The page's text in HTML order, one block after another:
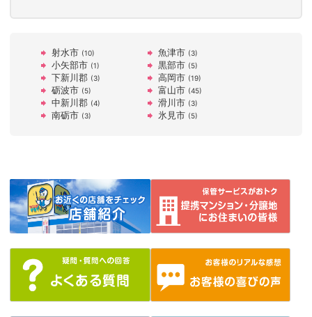
射水市 (10) 魚津市 (3)
小矢部市 (1) 黒部市 (5)
下新川郡 (3) 高岡市 (19)
砺波市 (5) 富山市 (45)
中新川郡 (4) 滑川市 (3)
南砺市 (3) 氷見市 (5)